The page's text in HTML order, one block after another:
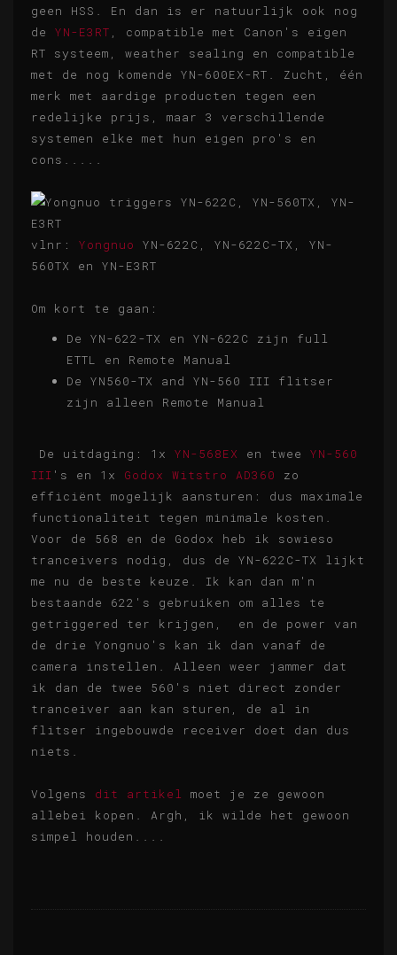
geen HSS. En dan is er natuurlijk ook nog
de YN-E3RT , compatible met Canon's eigen
RT systeem, weather sealing en compatible
met de nog komende YN-600EX-RT. Zucht, één
merk met aardige producten tegen een
redelijke prijs, maar 3 verschillende
systemen elke met hun eigen pro's en
cons.....
vlnr: Yongnuo
YN-622C, YN-622C-TX, YN-
560TX en YN-E3RT
Om kort te gaan:
De YN-622-TX en YN-622C zijn full
ETTL en Remote Manual
De YN560-TX and YN-560 III flitser
zijn alleen Remote Manual
De uitdaging: 1x YN-568EX en twee YN-560
III 's en 1x Godox Witstro AD360
zo
efficiënt mogelijk aansturen: dus maximale
functionaliteit tegen minimale kosten.
Voor de 568 en de Godox heb ik sowieso
tranceivers nodig, dus de YN-622C-TX lijkt
me nu de beste keuze. Ik kan dan m'n
bestaande 622's gebruiken om alles te
getriggered ter krijgen, en de power van
de drie Yongnuo's kan ik dan vanaf de
camera instellen. Alleen weer jammer dat
ik dan de twee 560's niet direct zonder
tranceiver aan kan sturen, de al in
flitser ingebouwde receiver doet dan dus
niets.
Volgens dit artikel
moet je ze gewoon
allebei kopen. Argh, ik wilde het gewoon
simpel houden....